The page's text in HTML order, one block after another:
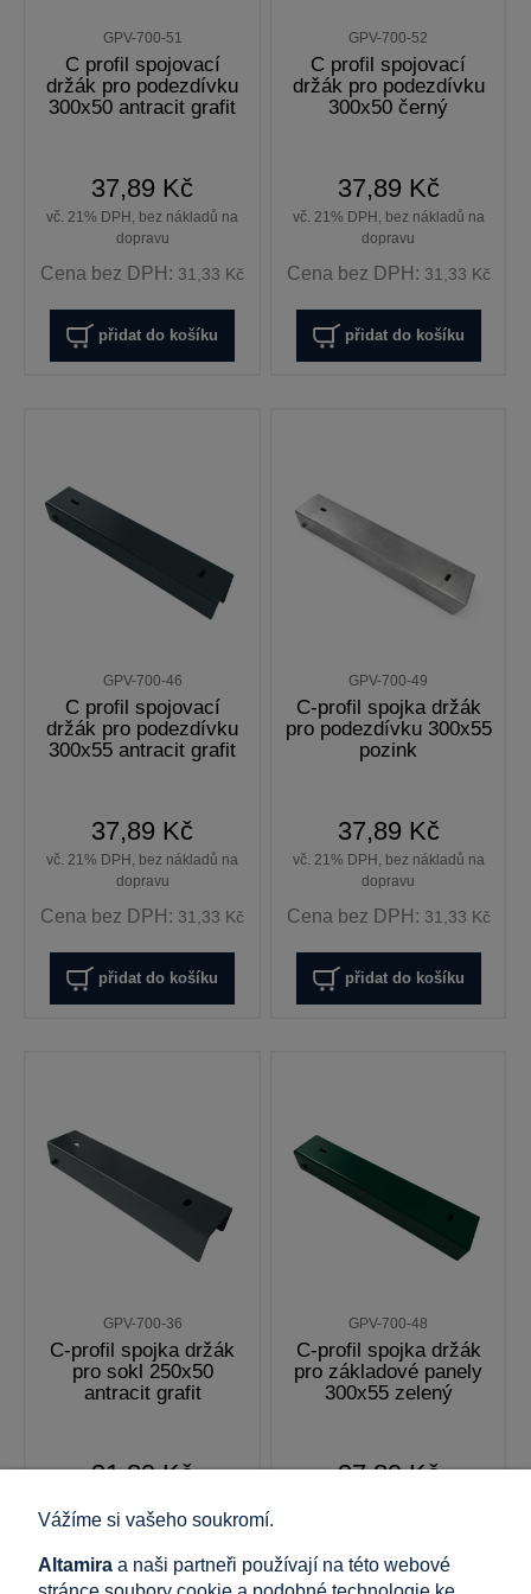
GPV-700-51
C profil spojovací
držák pro podezdívku
300x50 antracit grafit
37,89 Kč
vč. 21% DPH, bez nákladů na
dopravu
Cena bez DPH: 31,33 Kč
přidat do košíku
GPV-700-52
C profil spojovací
držák pro podezdívku
300x50 černý
37,89 Kč
vč. 21% DPH, bez nákladů na
dopravu
Cena bez DPH: 31,33 Kč
přidat do košíku
GPV-700-46
C profil spojovací
držák pro podezdívku
300x55 antracit grafit
37,89 Kč
vč. 21% DPH, bez nákladů na
dopravu
Cena bez DPH: 31,33 Kč
přidat do košíku
GPV-700-49
C-profil spojka držák
pro podezdívku 300x55
pozink
37,89 Kč
vč. 21% DPH, bez nákladů na
dopravu
Cena bez DPH: 31,33 Kč
přidat do košíku
GPV-700-36
C-profil spojka držák
pro sokl 250x50
antracit grafit
31,89 Kč
dopravu
Cena bez DPH:26,33 Kč
GPV-700-48
C-profil spojka držák
pro základové panely
300x55 zelený
37,89 Kč
Cena bez DPH:31,33 Kč
Vážíme si vašeho soukromí.
Altamira a naši partneři používají na této webové